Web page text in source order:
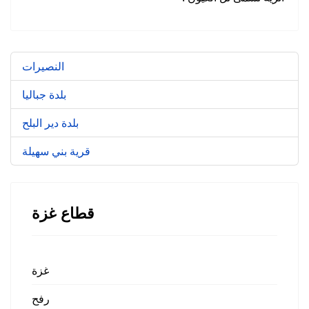
النصيرات
بلدة جباليا
بلدة دير البلح
قرية بني سهيلة
قطاع غزة
غزة
رفح